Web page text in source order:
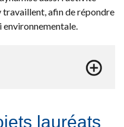
travaillent, afin de répondre
environnementale.
lauréats